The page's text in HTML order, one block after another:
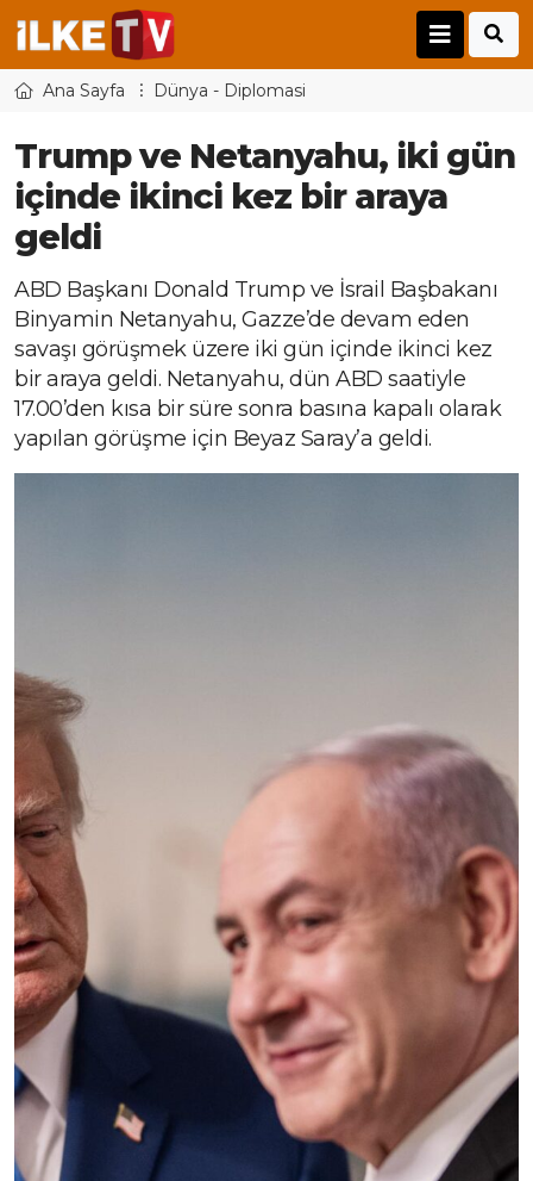
Ana Sayfa Dünya - Diplomasi
Trump ve Netanyahu, iki gün
içinde ikinci kez bir araya
geldi
ABD Başkanı Donald Trump ve İsrail Başbakanı
Binyamin Netanyahu, Gazze’de devam eden
savaşı görüşmek üzere iki gün içinde ikinci kez
bir araya geldi. Netanyahu, dün ABD saatiyle
17.00’den kısa bir süre sonra basına kapalı olarak
yapılan görüşme için Beyaz Saray’a geldi.